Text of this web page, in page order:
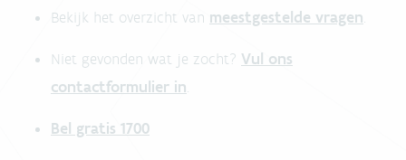
Bekijk het overzicht van meestgestelde vragen.
Niet gevonden wat je zocht? Vul ons
contactformulier in.
Bel gratis 1700